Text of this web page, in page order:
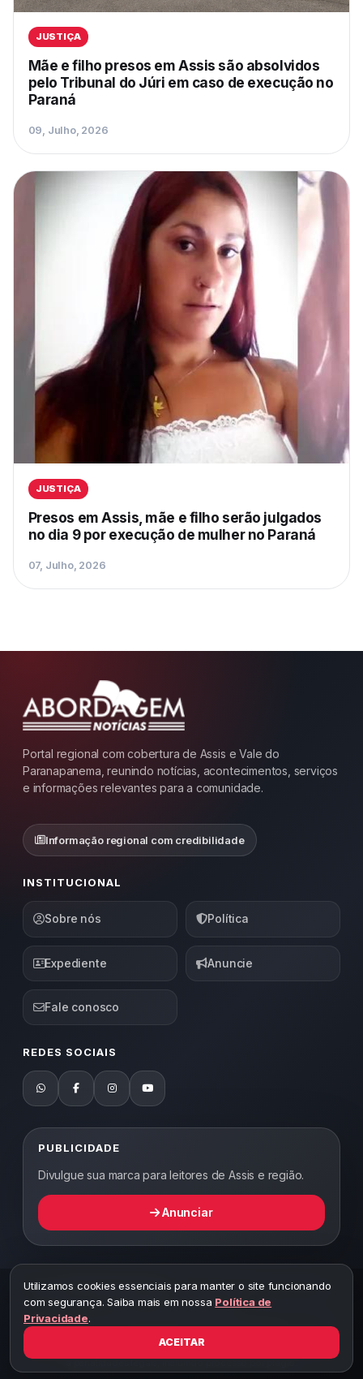
JUSTIÇA
Mãe e filho presos em Assis são absolvidos
pelo Tribunal do Júri em caso de execução no
Paraná
09, Julho, 2026
JUSTIÇA
Presos em Assis, mãe e filho serão julgados
no dia 9 por execução de mulher no Paraná
07, Julho, 2026
Portal regional com cobertura de Assis e Vale do
Paranapanema, reunindo notícias, acontecimentos, serviços
e informações relevantes para a comunidade.
Informação regional com credibilidade
INSTITUCIONAL
Sobre nós Política
Expediente Anuncie
Fale conosco
REDES SOCIAIS
PUBLICIDADE
Divulgue sua marca para leitores de Assis e região.
Anunciar
2026 ©Abordagem Notícias— Todos os direitos reservados —
Desenvolvido por WEB5.
A cópia total ou parcial desta página implicará ao autor sob pena de
Toda reprodução deste conteúdo sem citar o link do site está sujeita
a penalidades legais, incluindo processo por plágio.
Utilizamos cookies essenciais para manter o site funcionando
com segurança. Saiba mais em nossa Política de
Privacidade.
ACEITAR